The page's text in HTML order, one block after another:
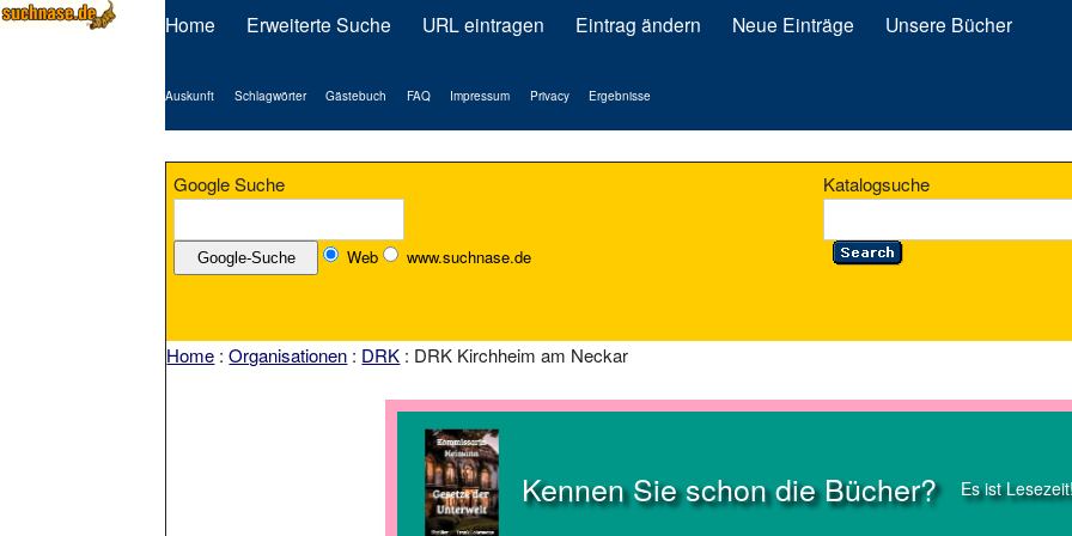
Home Erweiterte Suche URL eintragen Eintrag ändern Neue Einträge Unsere Bücher
Auskunft Schlagwörter Gästebuch FAQ Impressum Privacy Ergebnisse
Google Suche
Web www.suchnase.de
Katalogsuche
Home :Organisationen : DRK : DRK Kirchheim am Neckar
Kennen Sie schon die Bücher? Es ist